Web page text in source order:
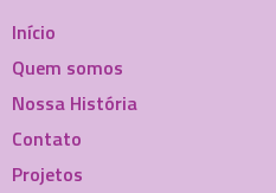
Início
Quem somos
Nossa História
Contato
Projetos